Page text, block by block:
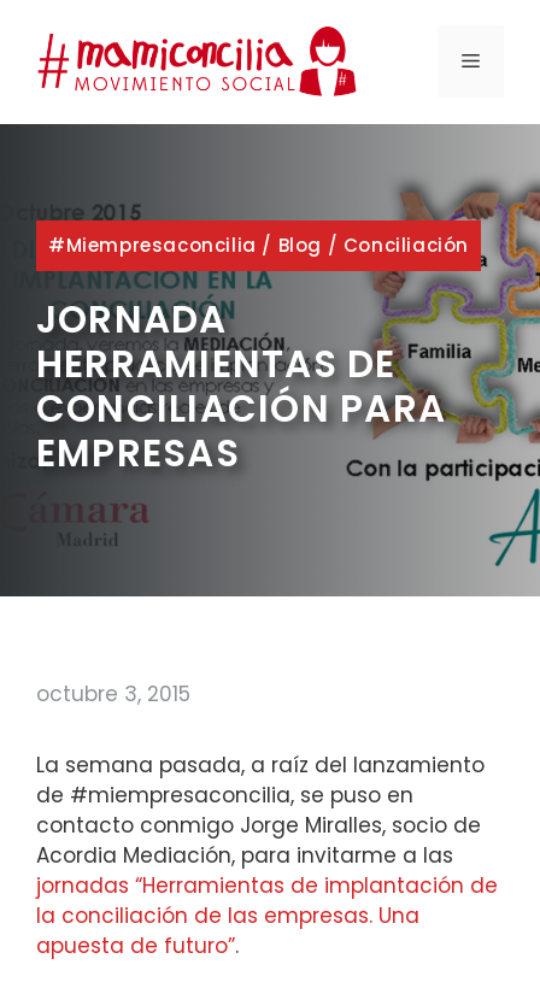
contenido
MENÚ
#miempresaconcilia / Blog / Conciliación
JORNADA
HERRAMIENTAS DE
CONCILIACIÓN PARA
EMPRESAS
octubre 3, 2015
La semana pasada, a raíz del lanzamiento
de #miempresaconcilia, se puso en
contacto conmigo Jorge Miralles, socio de
Acordia Mediación, para invitarme a las
jornadas “Herramientas de implantación de
la conciliación de las empresas. Una
apuesta de futuro”.